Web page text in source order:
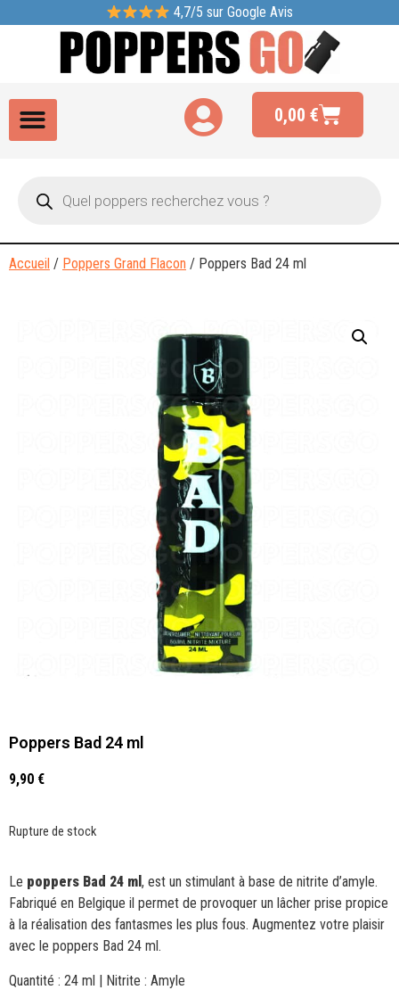
4,7/5 sur Google Avis
0,00€
Accueil / Poppers Grand Flacon / Poppers Bad 24 ml
Poppers Bad 24 ml
9,90 €
Rupture de stock
Le poppers Bad 24 ml , est un stimulant à base de nitrite d’amyle.
Fabriqué en Belgique il permet de provoquer un lâcher prise propice
à la réalisation des fantasmes les plus fous. Augmentez votre plaisir
avec le poppers Bad 24 ml.
Quantité : 24 ml | Nitrite : Amyle